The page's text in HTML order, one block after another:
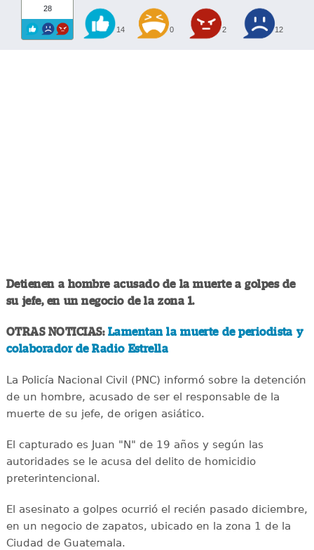
28
14 0 2 12
Detienen a hombre acusado de la muerte a golpes de
su jefe, en un negocio de la zona 1.
OTRAS NOTICIAS: Lamentan la muerte de periodista y
colaborador de Radio Estrella
La Policía Nacional Civil (PNC) informó sobre la detención
de un hombre, acusado de ser el responsable de la
muerte de su jefe, de origen asiático.
El capturado es Juan "N" de 19 años y según las
autoridades se le acusa del delito de homicidio
preterintencional.
El asesinato a golpes ocurrió el recién pasado diciembre,
en un negocio de zapatos, ubicado en la zona 1 de la
Ciudad de Guatemala.